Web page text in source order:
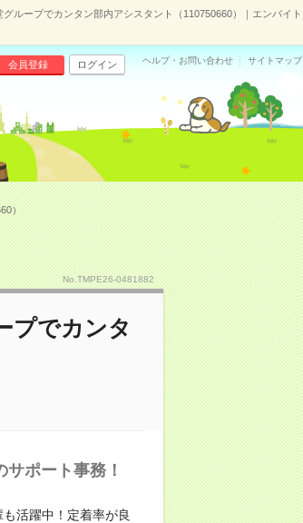
グループでカンタン部内アシスタント（110750660）｜エンバイト
会員登録 ログイン ヘルプ・お問い合わせ サイトマップ
）
No.TMPE26-0481882
プでカンタ
ポート事務！
活躍中！定着率が良